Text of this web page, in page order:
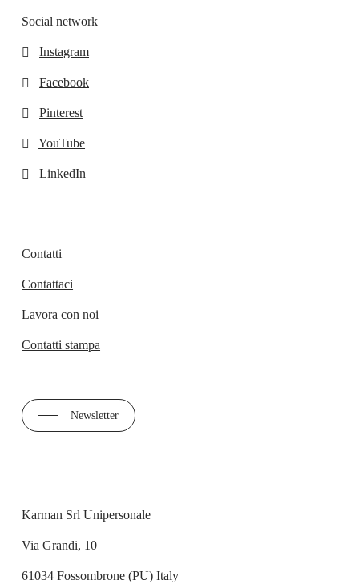
Social network
Instagram
Facebook
Pinterest
YouTube
LinkedIn
Contatti
Contattaci
Lavora con noi
Contatti stampa
Newsletter
Karman Srl Unipersonale
Via Grandi, 10
61034 Fossombrone (PU) Italy